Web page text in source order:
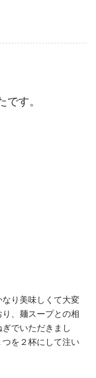
す。
り美味しくて大変
、麺スープとの相
でいただきまし
を２杯にして注い